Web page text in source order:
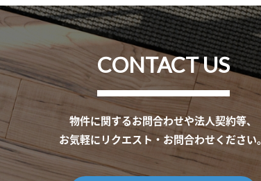
CONTACT US
物件に関するお問合わせや法人契約等、
お気軽にリクエスト・お問合わせください。